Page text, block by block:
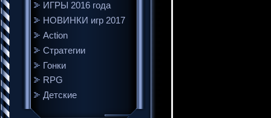
ИГРЫ 2016 года
НОВИНКИ игр 2017
Action
Стратегии
Гонки
RPG
Детские